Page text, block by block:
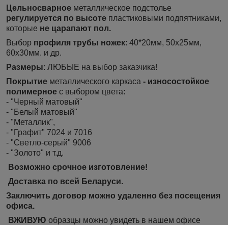
Цельносварное металлическое подстолье
регулируется по высоте пластиковыми подпятниками,
которые не царапают пол.
Выбор профиля трубы ножек: 40*20мм, 50х25мм,
60х30мм. и др.
Размеры: ЛЮБЫЕ на выбор заказчика!
Покрытие металлического каркаса - износостойкое
полимерное с выбором цвета:
- "Черный матовый"
- "Белый матовый"
- "Металлик",
- "Графит" 7024 и 7016
- "Светло-серый" 9006
- "Золото" и т.д.
Возможно срочное изготовление!
Доставка по всей Беларуси.
Заключить договор можно удаленно без посещения
офиса.
ВЖИВУЮ образцы можно увидеть в нашем офисе